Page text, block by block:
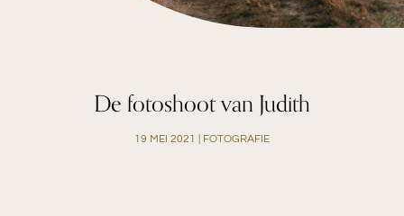
De fotoshoot van Judith
19 MEI 2021 FOTOGRAFIE